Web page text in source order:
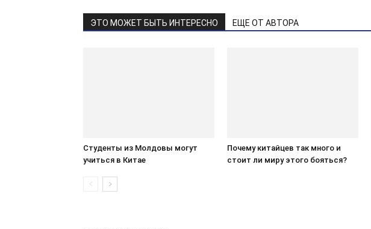
ЭТО МОЖЕТ БЫТЬ ИНТЕРЕСНО ЕЩЕ ОТ АВТОРА
Студенты из Молдовы могут
учиться в Китае
Почему китайцев так много и
стоит ли миру этого бояться?